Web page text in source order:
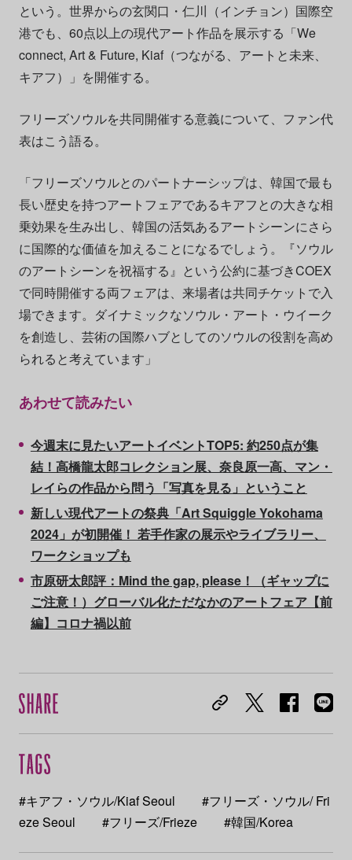
という。世界からの玄関口・仁川（インチョン）国際空
港でも、60点以上の現代アート作品を展示する「We
connect, Art & Future, Kiaf（つながる、アートと未来、
キアフ）」を開催する。
フリーズソウルを共同開催する意義について、ファン代
表はこう語る。
「フリーズソウルとのパートナーシップは、韓国で最も
長い歴史を持つアートフェアであるキアフとの大きな相
乗効果を生み出し、韓国の活気あるアートシーンにさら
に国際的な価値を加えることになるでしょう。『ソウル
のアートシーンを祝福する』という公約に基づきCOEX
で同時開催する両フェアは、来場者は共同チケットで入
場できます。ダイナミックなソウル・アート・ウイーク
を創造し、芸術の国際ハブとしてのソウルの役割を高め
られると考えています」
あわせて読みたい
今週末に見たいアートイベントTOP5: 約250点が集
結！高橋龍太郎コレクション展、奈良原一高、マン・
レイらの作品から問う「写真を見る」ということ
新しい現代アートの祭典「Art Squiggle Yokohama
2024」が初開催！ 若手作家の展示やライブラリー、
ワークショップも
市原研太郎評：Mind the gap, please！（ギャップに
ご注意！）グローバル化ただなかのアートフェア【前
編】コロナ禍以前
#キアフ・ソウル/Kiaf Seoul
#フリーズ・ソウル/ Fri
eze Seoul
#フリーズ/Frieze #韓国/Korea